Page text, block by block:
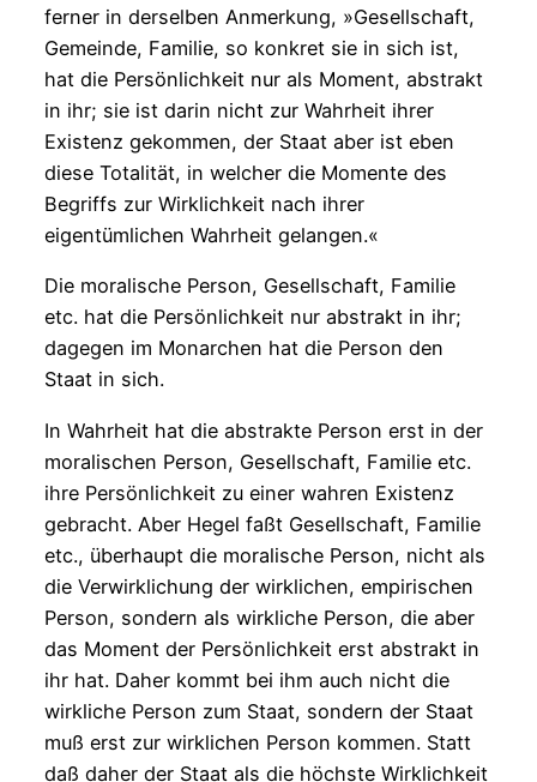
ferner in derselben Anmerkung, »Gesellschaft,
Gemeinde, Familie, so konkret sie in sich ist,
hat die Persönlichkeit nur als Moment, abstrakt
in ihr; sie ist darin nicht zur Wahrheit ihrer
Existenz gekommen, der Staat aber ist eben
diese Totalität, in welcher die Momente des
Begriffs zur Wirklichkeit nach ihrer
eigentümlichen Wahrheit gelangen.«
Die moralische Person, Gesellschaft, Familie
etc. hat die Persönlichkeit nur abstrakt in ihr;
dagegen im Monarchen hat die Person den
Staat in sich.
In Wahrheit hat die abstrakte Person erst in der
moralischen Person, Gesellschaft, Familie etc.
ihre Persönlichkeit zu einer wahren Existenz
gebracht. Aber Hegel faßt Gesellschaft, Familie
etc., überhaupt die moralische Person, nicht als
die Verwirklichung der wirklichen, empirischen
Person, sondern als wirkliche Person, die aber
das Moment der Persönlichkeit erst abstrakt in
ihr hat. Daher kommt bei ihm auch nicht die
wirkliche Person zum Staat, sondern der Staat
muß erst zur wirklichen Person kommen. Statt
daß daher der Staat als die höchste Wirklichkeit